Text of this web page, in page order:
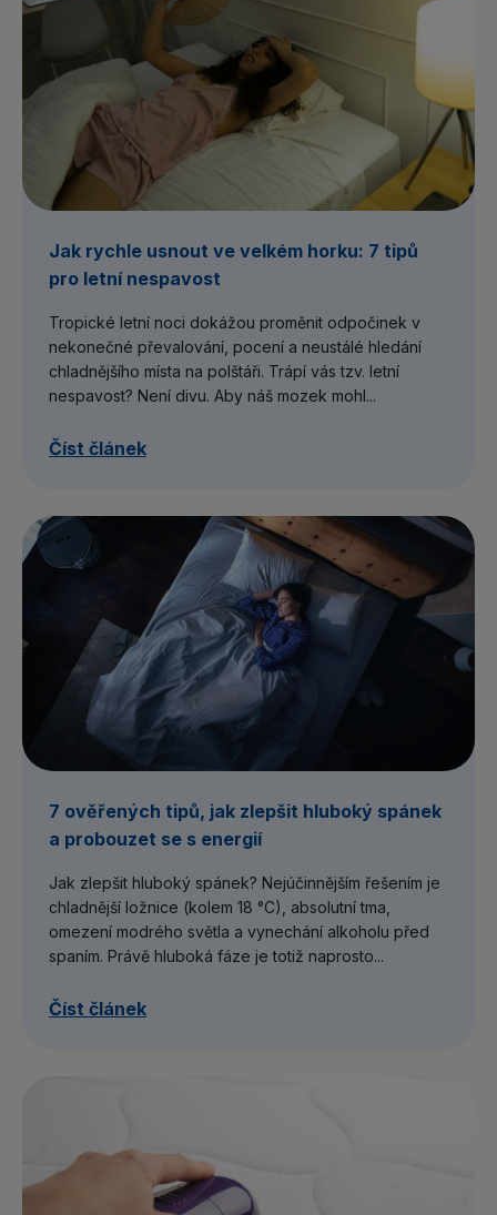
Jak rychle usnout ve velkém horku: 7 tipů
pro letní nespavost
Tropické letní noci dokážou proměnit odpočinek v
nekonečné převalování, pocení a neustálé hledání
chladnějšího místa na polštáři. Trápí vás tzv. letní
nespavost? Není divu. Aby náš mozek mohl...
Číst článek
7 ověřených tipů, jak zlepšit hluboký spánek
a probouzet se s energií
Jak zlepšit hluboký spánek? Nejúčinnějším řešením je
chladnější ložnice (kolem 18 °C), absolutní tma,
omezení modrého světla a vynechání alkoholu před
spaním. Právě hluboká fáze je totiž naprosto...
Číst článek